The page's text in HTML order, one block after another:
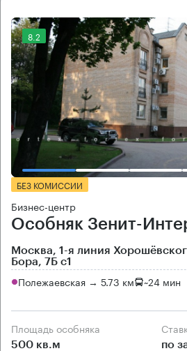
8.2
БЕЗ КОМИССИИ
Бизнес-центр
Особняк Зенит-
Москва, 1-я линия
Бора, 7Б с1
Полежаевская → 5.73 км ~24 мин
Площадь особняка
500 кв.м по